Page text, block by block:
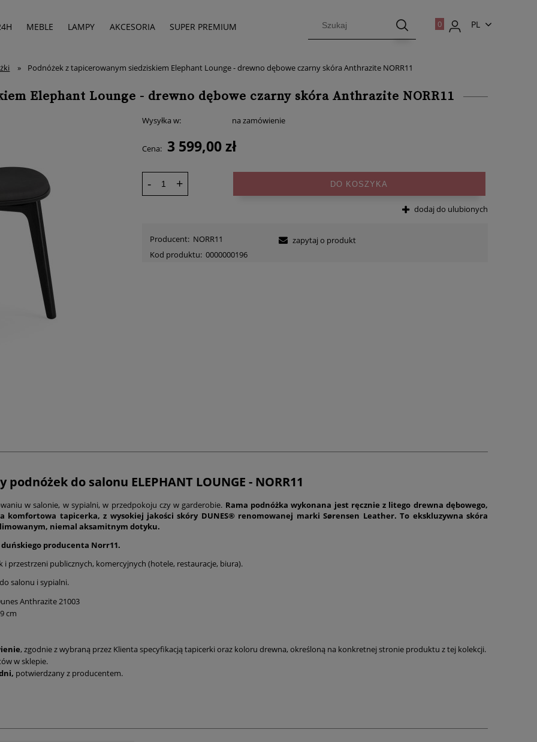
MEBLE LAMPY AKCESORIA SUPER PREMIUM
PL
» Podnóżek z tapicerowanym siedziskiem Elephant Lounge - drewno dębowe czarny skóra Anthrazite NORR11
Elephant Lounge - drewno dębowe czarny skóra Anthrazite NORR11
Wysyłka w: na zamówienie
Cena: 3 599,00 zł
- + DO KOSZYKA
dodaj do ulubionych
Producent: NORR11
Kod produktu: 0000000196
zapytaj o produkt
podnóżek do salonu ELEPHANT LOUNGE - NORR11
w salonie, w sypialni, w przedpokoju czy w garderobie. Rama podnóżka wykonana jest ręcznie z litego drewna dębowego,
komfortowa tapicerka, z wysokiej jakości skóry DUNES® renomowanej markiSørensen Leather. To ekskluzywna skóra
niemal aksamitnym dotyku.
duńskiego producenta Norr11.
publicznych, komercyjnych (hotele, restauracje, biura).
salonu i sypialni.
Anthrazite 21003
cm
, zgodnie z wybraną przez Klienta specyfikacją tapicerki oraz koloru drewna, określoną na konkretnej stronie produktu z tej kolekcji.
w sklepie.
potwierdzany z producentem.